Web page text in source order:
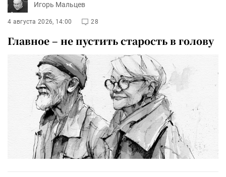
Игорь Мальцев
4 августа 2026, 14:00 28
Главное – не пустить старость в голову